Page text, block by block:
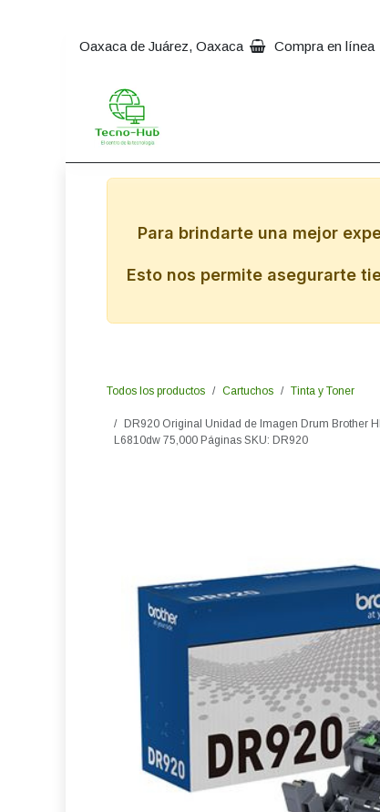
Oaxaca de Juárez, Oaxaca Compra en línea
Para brindarte una mejor
Esto nos permite asegurarte
Todos los productos Cartuchos Tinta y Toner
DR920 Original Unidad de Imagen Drum Brother
L6810dw 75,000 Páginas SKU: DR920